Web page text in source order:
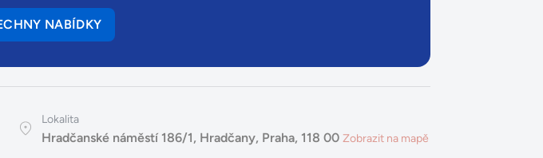
NABÍDKY
Lokalita
Hradčanské náměstí 186/1, Hradčany, Praha, 118 00 Zobrazit na mapě